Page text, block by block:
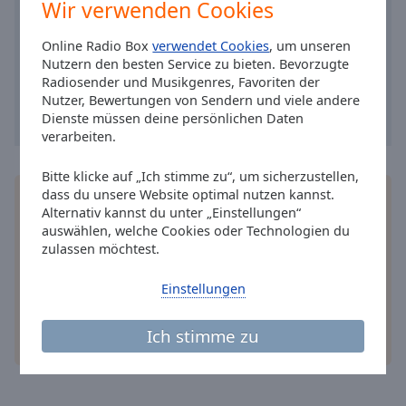
Wir verwenden Cookies
Online Radio Boxverwendet Cookies, um unseren
Nutzern den besten Service zu bieten. Bevorzugte
Radiosender und Musikgenres, Favoriten der
Nutzer, Bewertungen von Sendern und viele andere
Dienste müssen deine persönlichen Daten
verarbeiten.
Bitte klicke auf „Ich stimme zu“, um sicherzustellen,
dass du unsere Website optimal nutzen kannst.
Alternativ kannst du unter „Einstellungen“
auswählen, welche Cookies oder Technologien du
zulassen möchtest.
Ich stimme zu
Einstellungen
Background
Opacity
Family
Installieren Sie gratisGratisappauf Ihrem
Smartphone die Online Radio Box-App und hören
Sie Ihr Lieblingsradio online an, wo Sie immer
andere Optionen